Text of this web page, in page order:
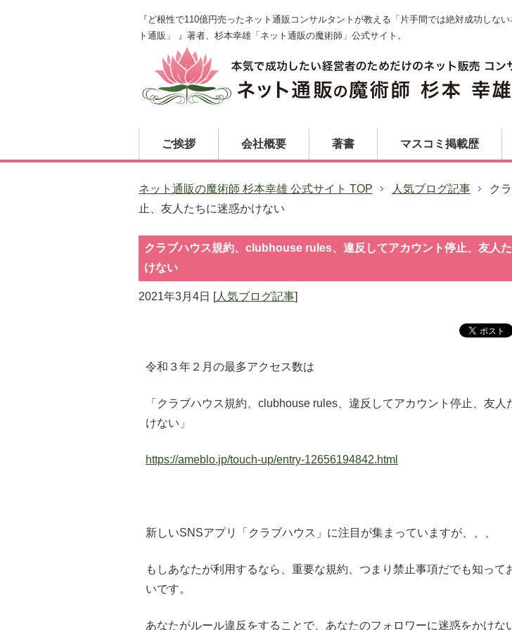
『ど根性で110億円売ったネット通販コンサルタントが教える「片手間では絶対成功しない
ト通販」 』著者、杉本幸雄「ネット通販の魔術師」公式サイト。
ご挨拶 会社概要 著書 マスコミ掲載歴
ネット通販の魔術師 杉本幸雄 公式サイト TOP 人気ブログ記事
ク
止、友人たちに迷惑かけない
クラブハウス規約、clubhouse rules、違反してアカウント停止、友人
けない
2021年3月4日 [人気ブログ記事]
令和３年２月の最多アクセス数は
「クラブハウス規約、clubhouse rules、違反してアカウント停止、友人
けない」
https://ameblo.jp/touch-up/entry-12656194842.html
新しいSNSアプリ「クラブハウス」に注目が集まっていますが、、、
もしあなたが利用するなら、重要な規約、つまり禁止事項だでも知って
いです。
あなたがルール違反をすることで、あなたのフォロワーに迷惑をかけな